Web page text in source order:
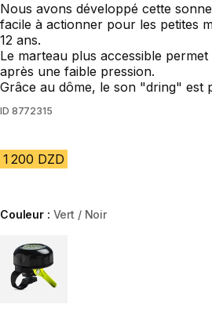
Nous avons développé cette
facile à actionner pour les petites
12 ans.
Le marteau plus accessible
après une faible pression.
Grâce au dôme, le son "dring" est
ID 8772315
1 200 DZD
Couleur : Vert / Noir
Choose a variant